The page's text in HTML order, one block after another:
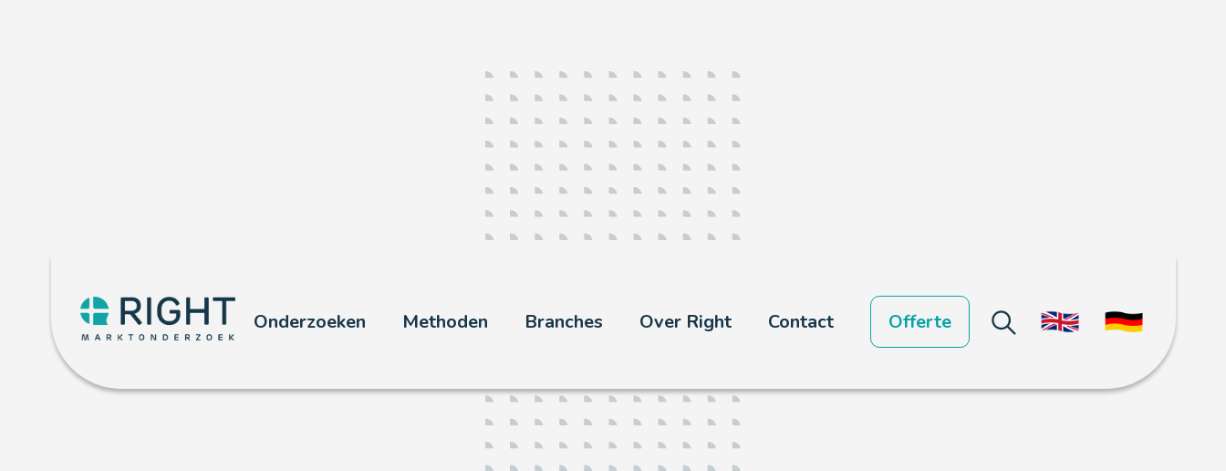
Onderzoeken Methoden Branches Over Right Contact Offerte
Online onderzoek
Met al meer dan